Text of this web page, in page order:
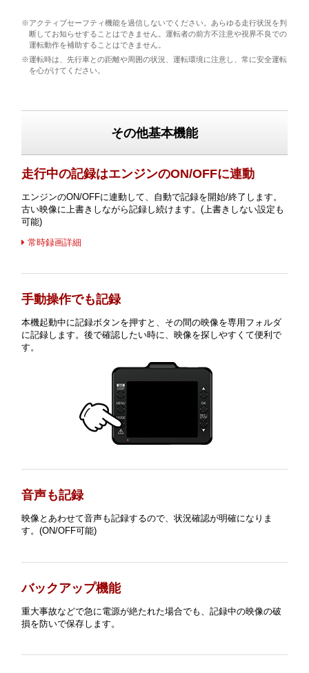
※アクティブセーフティ機能を過信しないでください。あらゆる走行状況を判
断してお知らせすることはできません。運転者の前方不注意や視界不良での
運転動作を補助することはできません。
※運転時は、先行車との距離や周囲の状況、運転環境に注意し、常に安全運転
を心がけてください。
その他基本機能
走行中の記録はエンジンのON/OFFに連動
エンジンのON/OFFに連動して、自動で記録を開始/終了します。
古い映像に上書きしながら記録し続けます。(上書きしない設定も
可能)
常時録画詳細
手動操作でも記録
本機起動中に記録ボタンを押すと、その間の映像を専用フォルダ
に記録します。後で確認したい時に、映像を探しやすくて便利で
す。
音声も記録
映像とあわせて音声も記録するので、状況確認が明確になりま
す。(ON/OFF可能)
バックアップ機能
重大事故などで急に電源が絶たれた場合でも、記録中の映像の破
損を防いで保存します。